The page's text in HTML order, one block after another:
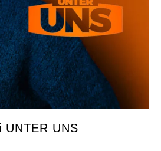
UNTER UNS